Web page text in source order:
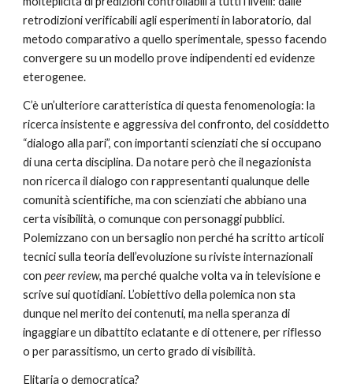
retrodizioni verificabili agli esperimenti in laboratorio, dal
metodo comparativo a quello sperimentale, spesso facendo
convergere su un modello prove indipendenti ed evidenze
eterogenee.
C’è un’ulteriore caratteristica di questa fenomenologia: la
ricerca insistente e aggressiva del confronto, del cosiddetto
“dialogo alla pari”, con importanti scienziati che si occupano
di una certa disciplina. Da notare però che il negazionista
non ricerca il dialogo con rappresentanti qualunque delle
comunità scientifiche, ma con scienziati che abbiano una
certa visibilità, o comunque con personaggi pubblici.
Polemizzano con un bersaglio non perché ha scritto articoli
tecnici sulla teoria dell’evoluzione su riviste internazionali
con peer review, ma perché qualche volta va in televisione e
scrive sui quotidiani. L’obiettivo della polemica non sta
dunque nel merito dei contenuti, ma nella speranza di
ingaggiare un dibattito eclatante e di ottenere, per riflesso
o per parassitismo, un certo grado di visibilità.
Elitaria o democratica?